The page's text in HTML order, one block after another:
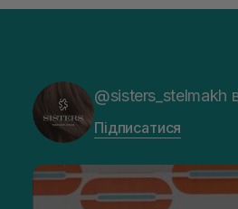
@sisters_stelmakh
Підписатися